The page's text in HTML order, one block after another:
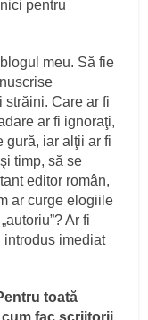
pentru
meu. Să fie
străini. Care ar fi
ar fi ignoraţi,
gură, iar alţii ar fi
timp, să se
editor român,
ar curge elogiile
Ar fi
introdus imediat
toată
cum fac scriitorii